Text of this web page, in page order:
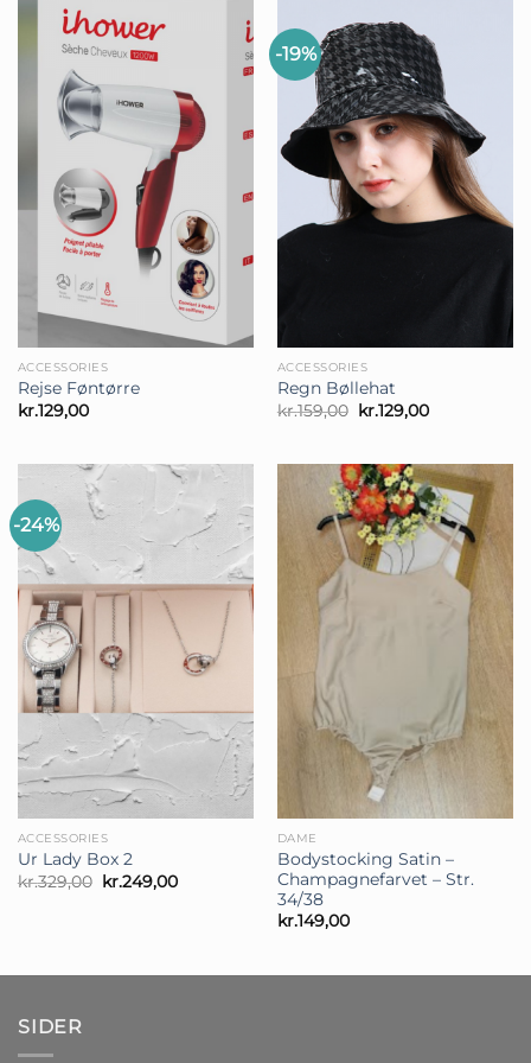
ACCESSORIES
Rejse Føntørre
kr.129,00
-19%
ACCESSORIES
Regn Bøllehat
kr.159,00 Den
oprindelige
kr.159,00.
kr.129,00Den
kr.129,00.
-24%
ACCESSORIES
Ur Lady Box 2
kr.329,00 Den
oprindelige
kr.249,00Den
DAME
Bodystocking Satin –
Champagnefarvet – Str.
34/38
kr.149,00
SIDER